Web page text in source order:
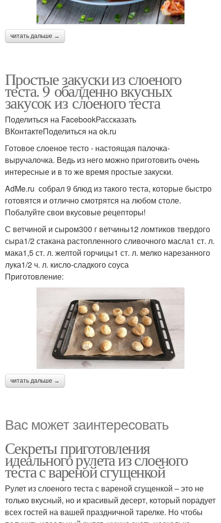
читать дальше →
Простые закуски из слоеного
теста. 9 обалденно вкусных
закусок из слоеного теста
Поделиться на FacebookРассказать
ВКонтактеПоделиться на ok.ru
Готовое слоеное тесто - настоящая палочка-
выручалочка. Ведь из него можно приготовить очень
интересные и в то же время простые закуски.
AdMe.ru собрал 9 блюд из такого теста, которые быстро
готовятся и отлично смотрятся на любом столе.
Побалуйте свои вкусовые рецепторы!
С ветчиной и сыром300 г ветчины12 ломтиков твердого
сыра1/2 стакана растопленного сливочного масла1 ст. л.
мака1,5 ст. л. желтой горчицы1 ст. л. мелко нарезанного
лука1/2 ч. л. кисло-сладкого соуса
Приготовление:
читать дальше →
Вас может заинтересовать
Секреты приготовления
идеального рулета из слоеного
теста с вареной сгущенкой
Рулет из слоеного теста с вареной сгущенкой – это не
только вкусный, но и красивый десерт, который порадует
всех гостей на вашей праздничной тарелке. Но чтобы